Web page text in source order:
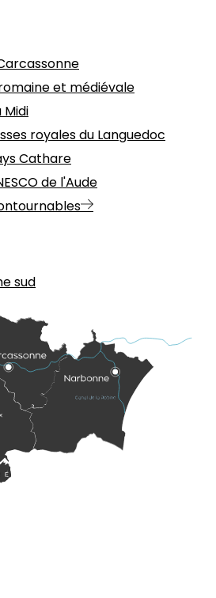
et médiévale
Midi
royales du Languedoc
Cathare
de l'Aude
sud